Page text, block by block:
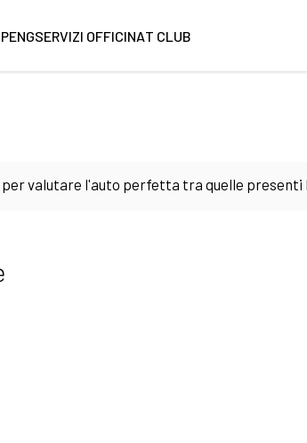
SERVIZI OFFICINAT CLUB
valutare l'auto perfetta tra quelle
in sede contrattuale puoi richiedere anche